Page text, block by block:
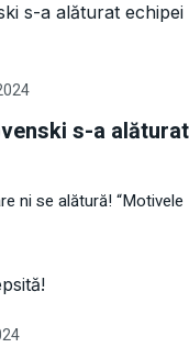
s-a alăturat
ni se alătură! “Motivele